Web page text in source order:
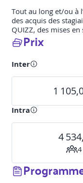
Tout au long et/ou à
des acquis des
QUIZZ, des mises
Prix
Inter
1
Intra
4
4